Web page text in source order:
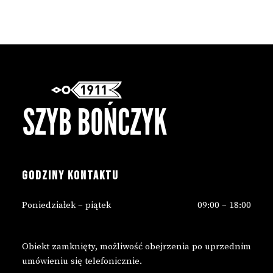
GODZINY KONTAKTU
Poniedziałek – piątek 09:00 – 18:00
Obiekt zamknięty, możliwość obejrzenia po uprzednim
umówieniu się telefonicznie.